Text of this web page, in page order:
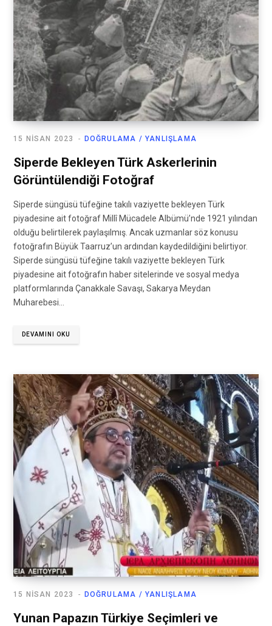
DOĞRULAMA / YANLIŞLAMA
15 NISAN 2023
Siperde Bekleyen Türk Askerlerinin
Görüntülendiği Fotoğraf
Siperde süngüsü tüfeğine takılı vaziyette bekleyen Türk
piyadesine ait fotoğraf Millî Mücadele Albümü’nde 1921 yılından
olduğu belirtilerek paylaşılmış. Ancak uzmanlar söz konusu
fotoğrafın Büyük Taarruz’un ardından kaydedildiğini belirtiyor.
Siperde süngüsü tüfeğine takılı vaziyette bekleyen Türk
piyadesine ait fotoğrafın haber sitelerinde ve sosyal medya
platformlarında Çanakkale Savaşı, Sakarya Meydan
Muharebesi…
DEVAMINI OKU
DOĞRULAMA / YANLIŞLAMA
15 NISAN 2023
Yunan Papazın Türkiye Seçimleri ve